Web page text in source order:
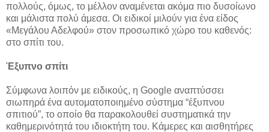
πολλούς, όμως, το μέλλον αναμένεται ακόμα πιο δυσοίωνο
και μάλιστα πολύ άμεσα. Οι ειδικοί μιλούν για ένα είδος
«Μεγάλου Αδελφού» στον προσωπικό χώρο του καθενός:
στο σπίτι του.
Έξυπνο σπίτι
Σύμφωνα λοιπόν με ειδικούς, η Google αναπτύσσει
σιωπηρά ένα αυτοματοποιημένο σύστημα “έξυπνου
σπιτιού”, το οποίο θα παρακολουθεί συστηματικά την
καθημερινότητά του ιδιοκτήτη του. Κάμερες και αισθητήρες